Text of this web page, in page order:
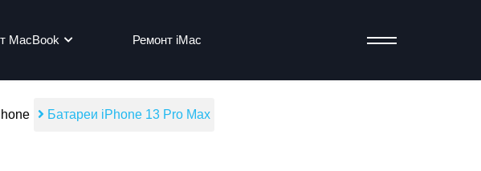
MacBook Ремонт iMac
Батареи iPhone 13 Pro Max